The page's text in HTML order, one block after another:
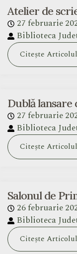
Atelier de
27 februarie
Biblioteca
Citește Articolul
Dublă lansare
27 februarie
Biblioteca
Citește Articolul
Salonul de
26 februarie
Biblioteca
Citește Articolul